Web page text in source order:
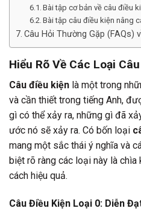
Bài tập cơ bản về câu điều
Bài tập câu điều kiện nâng
Câu Hỏi Thường Gặp (FAQs)
Hiểu Rõ Về Các Loại
Câu điều kiện là một trong
và cần thiết trong tiếng Anh,
gì có thể xảy ra, những gì đã
ước nó sẽ xảy ra. Có bốn loại
mang một sắc thái ý nghĩa và
biệt rõ ràng các loại này là
cách hiệu quả.
Câu Điều Kiện Loại 0: Diễn